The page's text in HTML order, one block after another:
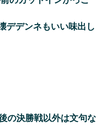
デデンネもいい味出し
の決勝戦以外は文句な